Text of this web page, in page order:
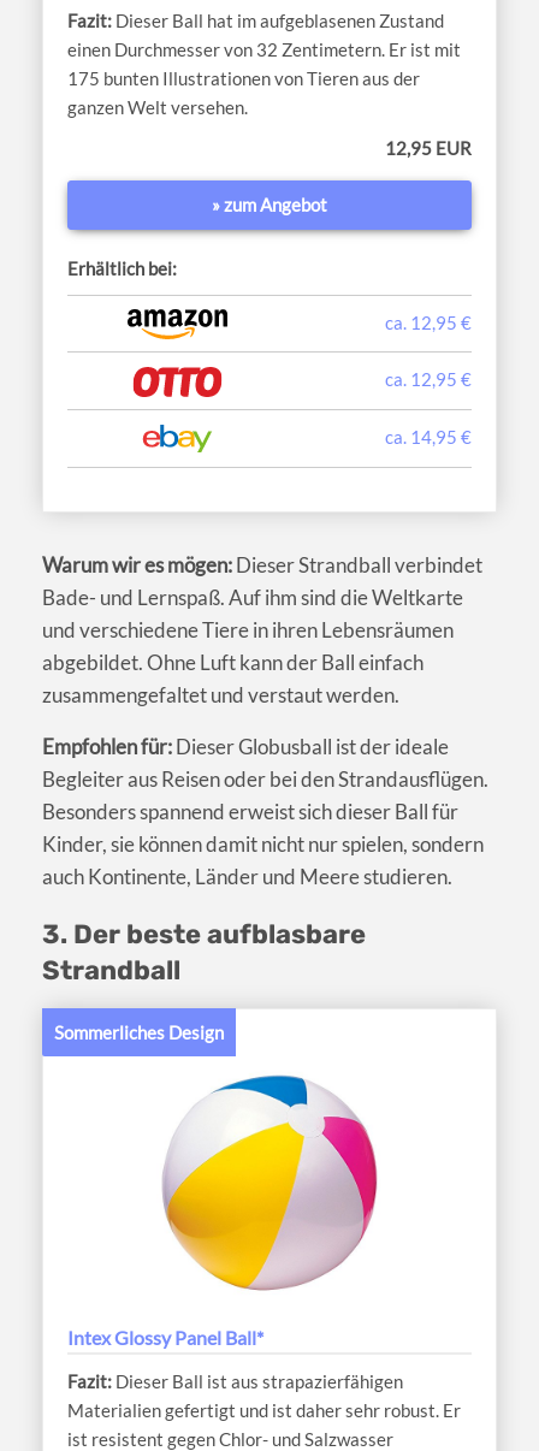
Dieser Ball hat im aufgeblasenen Zustand
einen Durchmesser von 32 Zentimetern. Er ist mit
175 bunten Illustrationen von Tieren aus der
ganzen Welt versehen.
12,95 EUR
» zum Angebot
Erhältlich bei:
ca. 12,95 €
ca. 12,95 €
ca. 14,95 €
Warum wir es mögen:Dieser Strandball verbindet
Bade- und Lernspaß. Auf ihm sind die Weltkarte
und verschiedene Tiere in ihren Lebensräumen
abgebildet. Ohne Luft kann der Ball einfach
zusammengefaltet und verstaut werden.
Empfohlen für:Dieser Globusball ist der ideale
Begleiter aus Reisen oder bei den Strandausflügen.
Besonders spannend erweist sich dieser Ball für
Kinder, sie können damit nicht nur spielen, sondern
auch Kontinente, Länder und Meere studieren.
3. Der beste aufblasbare
Strandball
Sommerliches Design
Intex Glossy Panel Ball*
Dieser Ball ist aus strapazierfähigen
Materialien gefertigt und ist daher sehr robust. Er
ist resistent gegen Chlor- und Salzwasser